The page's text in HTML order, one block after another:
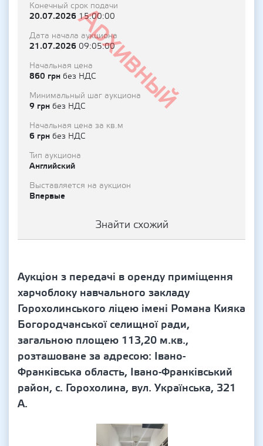
Архивный
Конечный срок подачи
20.07.202615:00:00
Дата начала аукциона
21.07.2026 09:05:00
Начальная цена
860 грн без НДС
Минимальный шаг аукциона
9 грн без НДС
Начальная цена за кв.м
6 грн без НДС
Тип аукциона
Английский
Выставляется на аукцион
Впервые
Знайти схожий
Аукціон з передачі в оренду приміщення
харчоблоку навчального закладу
Горохолинського ліцею імені Романа Кияка
Богородчанської селищної ради,
загальною площею 113,20 м.кв.,
розташоване за адресою: Івано-
Франківська область, Івано-Франківський
район, с. Горохолина, вул. Українська, 321
А.